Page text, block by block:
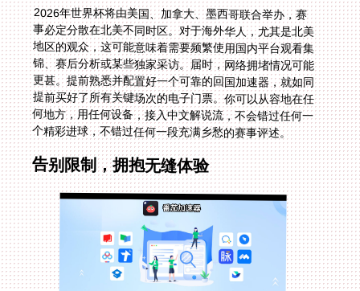
2026年世界杯将由美国、加拿大、墨西哥联合举办，赛
事必定分散在北美不同时区。对于海外华人，尤其是北美
地区的观众，这可能意味着需要频繁使用国内平台观看集
锦、赛后分析或某些独家采访。届时，网络拥堵情况可能
更甚。提前熟悉并配置好一个可靠的回国加速器，就如同
提前买好了所有关键场次的电子门票。你可以从容地在任
何地方，用任何设备，接入中文解说流，不会错过任何一
个精彩进球，不错过任何一段充满乡愁的赛事评述。
告别限制，拥抱无缝体验